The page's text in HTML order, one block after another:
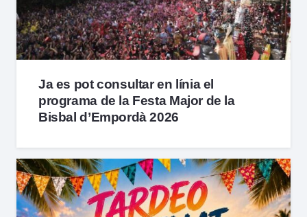
Ja es pot consultar en línia el
programa de la Festa Major de la
Bisbal d’Empordà 2026